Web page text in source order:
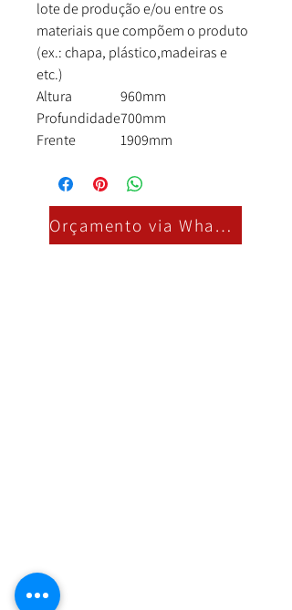
lote de produção e/ou entre os
materiais que compõem o produto
(ex.: chapa, plástico,madeiras e
etc.)
Altura
960mm
Profundidade700mm
Frente
1909mm
Orçamento via Whatsapp